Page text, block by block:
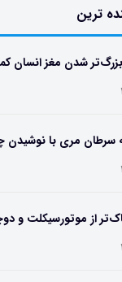
ترین
شدن مغز انسان
سرطان مری با نوشیدن
از موتورسیکلت و